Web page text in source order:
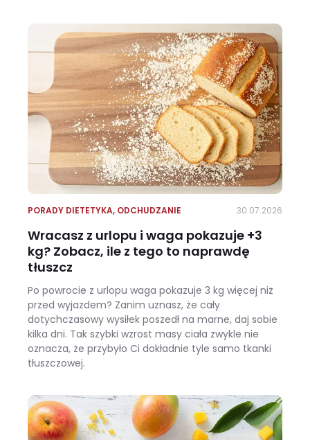
PORADY DIETETYKA, ODCHUDZANIE 30.07.2026
Wracasz z urlopu i waga pokazuje +3
kg? Zobacz, ile z tego to naprawdę
tłuszcz
Po powrocie z urlopu waga pokazuje 3 kg więcej niż
przed wyjazdem? Zanim uznasz, że cały
dotychczasowy wysiłek poszedł na marne, daj sobie
kilka dni. Tak szybki wzrost masy ciała zwykle nie
oznacza, że przybyło Ci dokładnie tyle samo tkanki
tłuszczowej.